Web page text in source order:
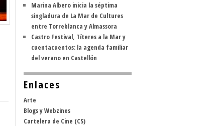
Marina Albero inicia la séptima
singladura de La Mar de Cultures
entre Torreblanca y Almassora
Castro Festival, Títeres a la Mar y
cuentacuentos: la agenda familiar
del verano en Castellón
Enlaces
Arte
Blogs y Webzines
Cartelera de Cine (CS)